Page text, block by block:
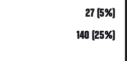
27 (5%)
140 (25%)